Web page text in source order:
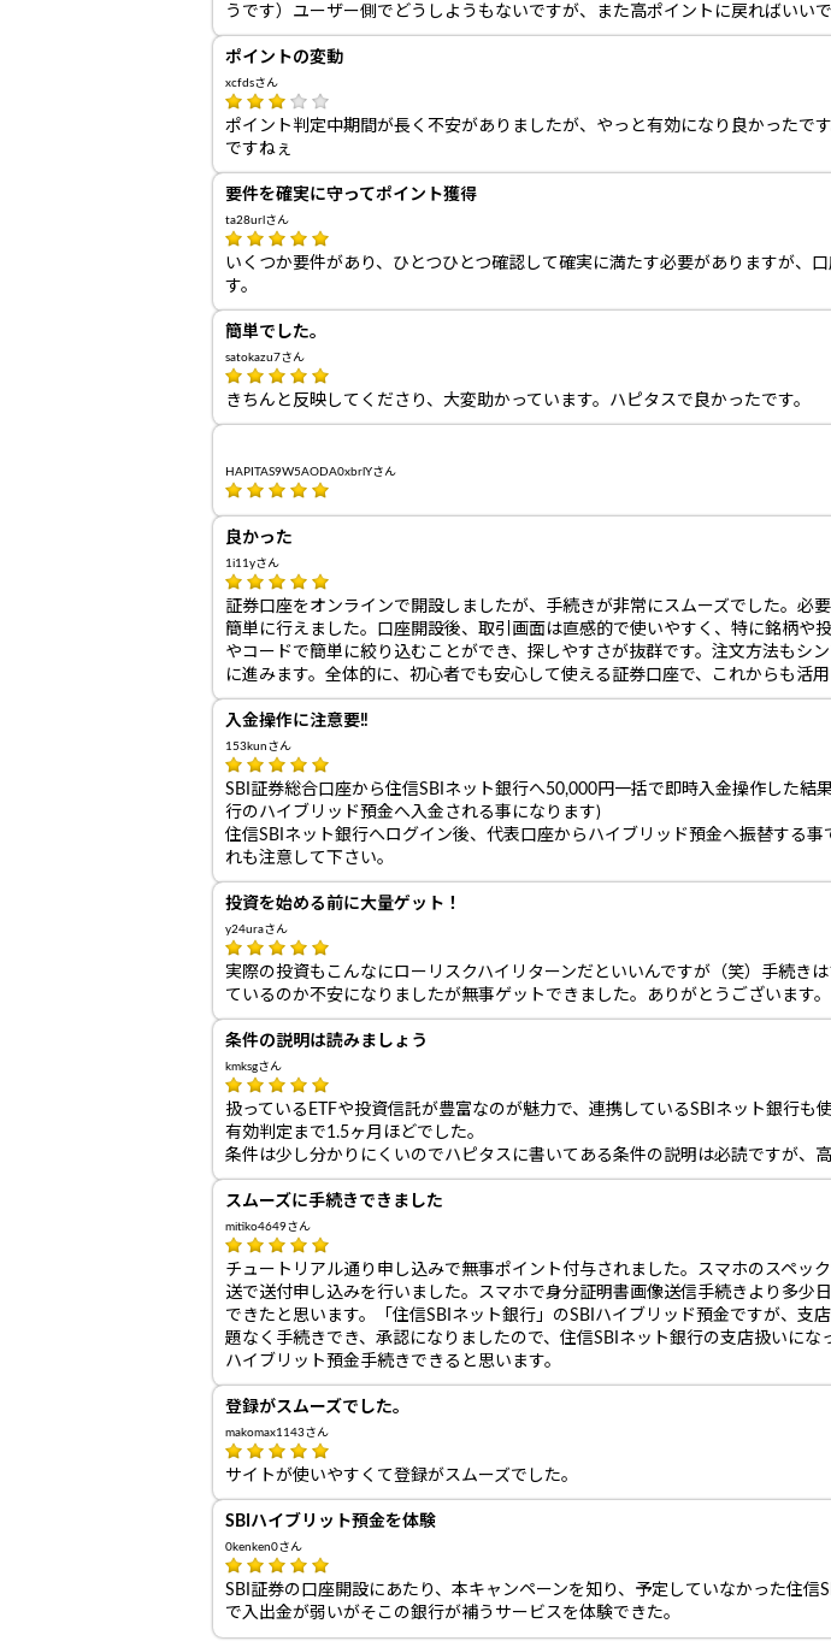
うです）ユーザー側でどうしようもないですが、また高ポイントに戻ればいい
ポイントの変動
xcfdsさん
ポイント判定中期間が長く不安がありましたが、やっと有効になり良かったで
ですねぇ
要件を確実に守ってポイント獲得
ta28urlさん
いくつか要件があり、ひとつひとつ確認して確実に満たす必要がありますが、
す。
簡単でした。
satokazu7さん
きちんと反映してくださり、大変助かっています。ハピタスで良かったです。
HAPITAS9W5AODA0xbrlYさん
良かった
1i11yさん
証券口座をオンラインで開設しましたが、手続きが非常にスムーズでした。必
簡単に行えました。口座開設後、取引画面は直感的で使いやすく、特に銘柄
やコードで簡単に絞り込むことができ、探しやすさが抜群です。注文方法もシ
に進みます。全体的に、初心者でも安心して使える証券口座で、これからも活
入金操作に注意要‼
153kunさん
SBI証券総合口座から住信SBIネット銀行へ50,000円一括で即時入金操作した
行のハイブリッド預金へ入金される事になります)
住信SBIネット銀行へログイン後、代表口座からハイブリッド預金へ振替する
れも注意して下さい。
投資を始める前に大量ゲット！
y24uraさん
実際の投資もこんなにローリスクハイリターンだといいんですが（笑）手続き
ているのか不安になりましたが無事ゲットできました。ありがとうございます。
条件の説明は読みましょう
kmksgさん
扱っているETFや投資信託が豊富なのが魅力で、連携しているSBIネット銀行も
有効判定まで1.5ヶ月ほどでした。
条件は少し分かりにくいのでハピタスに書いてある条件の説明は必読ですが、
スムーズに手続きできました
mitiko4649さん
チュートリアル通り申し込みで無事ポイント付与されました。スマホのスペッ
送で送付申し込みを行いました。スマホで身分証明書画像送信手続きより多少
できたと思います。「住信SBIネット銀行」のSBIハイブリッド預金ですが、支
題なく手続きでき、承認になりましたので、住信SBIネット銀行の支店扱いに
ハイブリット預金手続きできると思います。
登録がスムーズでした。
makomax1143さん
サイトが使いやすくて登録がスムーズでした。
SBIハイブリット預金を体験
0kenken0さん
SBI証券の口座開設にあたり、本キャンペーンを知り、予定していなかった住
で入出金が弱いがそこの銀行が補うサービスを体験できた。